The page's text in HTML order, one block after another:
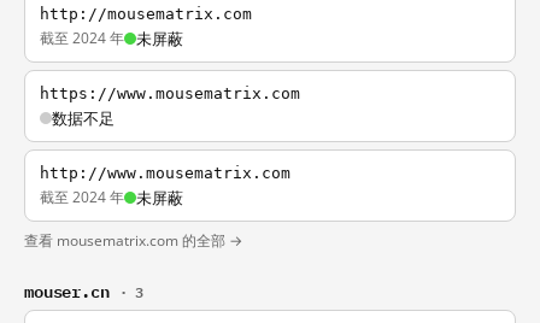
http://mousematrix.com
截至 2024 年 未屏蔽
https://www.mousematrix.com
数据不足
http://www.mousematrix.com
截至 2024 年 未屏蔽
查看 mousematrix.com 的全部 →
mouser.cn · 3